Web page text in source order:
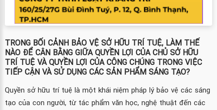
TRONG BỐI CẢNH BẢO VỆ SỞ HỮU TRÍ TUỆ, LÀM THẾ
NÀO ĐỂ CÂN BẰNG GIỮA QUYỀN LỢI CỦA CHỦ SỞ HỮU
TRÍ TUỆ VÀ QUYỀN LỢI CỦA CÔNG CHÚNG TRONG VIỆC
TIẾP CẬN VÀ SỬ DỤNG CÁC SẢN PHẨM SÁNG TẠO?
Quyền sở hữu trí tuệ là một khái niệm pháp lý bảo vệ các sáng
tạo của con người, từ tác phẩm văn học, nghệ thuật đến các